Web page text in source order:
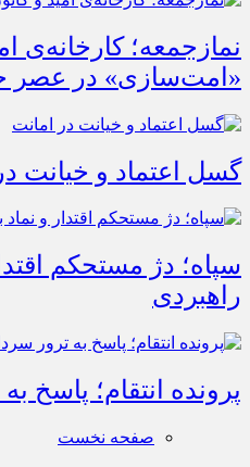
نمازجمعه؛ کارخانه‌ی
«امت‌سازی» در عصر
گسل اعتماد و خیانت
سپاه؛ دژ مستحکم
راهبردی
پرونده انتقام؛ پاسخ
صفحه نخست